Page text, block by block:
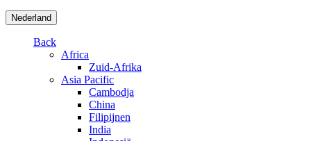
Nederland
Back
Africa
Zuid-Afrika
Asia Pacific
Cambodja
China
Filipijnen
India